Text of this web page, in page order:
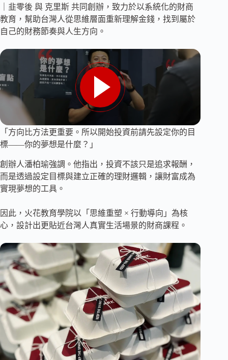
｜韭零後 與 克里斯 共同創辦，致力於以系統化的財商
教育，幫助台灣人從思維層面重新理解金錢，找到屬於
自己的財務節奏與人生方向。
「方向比方法更重要。所以開始投資前請先設定你的目
標——你的夢想是什麼？」
創辦人潘柏瑜強調。他指出，投資不該只是追求報酬，
而是透過設定目標與建立正確的理財邏輯，讓財富成為
實現夢想的工具。
因此，火花教育學院以「思維重塑 × 行動導向」為核
心，設計出更貼近台灣人真實生活場景的財商課程。